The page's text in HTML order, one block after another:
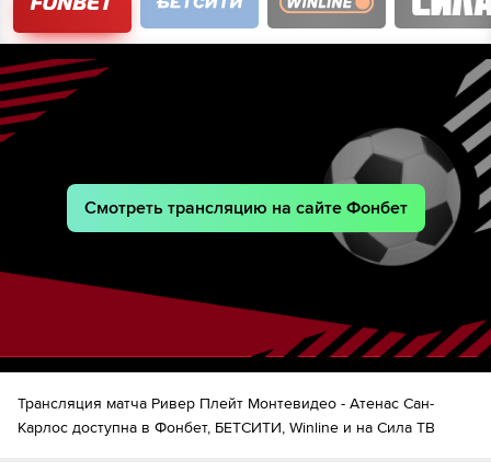
Смотреть трансляцию на сайте Фонбет
Трансляция матча Ривер Плейт Монтевидео - Атенас Сан-
Карлос доступна в Фонбет, БЕТСИТИ, Winline и на Сила ТВ